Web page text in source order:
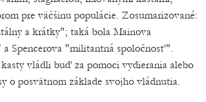
pre väčšinu populácie. Zosumarizované:
a krátky"; taká bola Mainova
Spencerova "militantná spoločnosť".
vládli buď za pomoci vydierania alebo
o posvätnom základe svojho vládnutia.